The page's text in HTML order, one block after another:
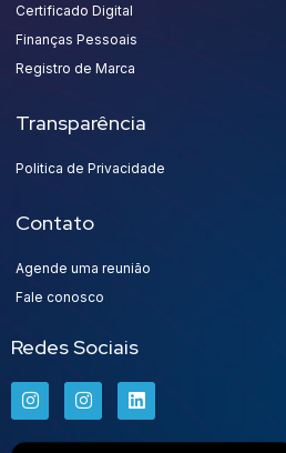
Certificado Digital
Finanças Pessoais
Registro de Marca
Transparência
Politica de Privacidade
Contato
Agende uma reunião
Fale conosco
Redes Sociais